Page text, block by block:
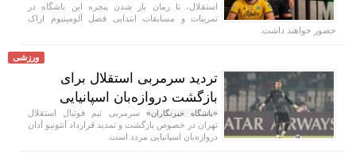
استقلال، تا زمان باز شدن پنجره این باشگاه در
تمرینات و مسابقات ابتدایی فصل آلومینیوم اراک
حضور خواهند داشت.
ورزشی
تردید سرمربی استقلال برای
بازگشت دروازه‌بان اسپانیایی
«باشگاه خبرنگاران» سرمربی تیم فوتبال استقلال
تهران در خصوص بازگشت و تمدید قرارداد آنتونیو آدان
دروازه‌بان اسپانیایی مردد است.